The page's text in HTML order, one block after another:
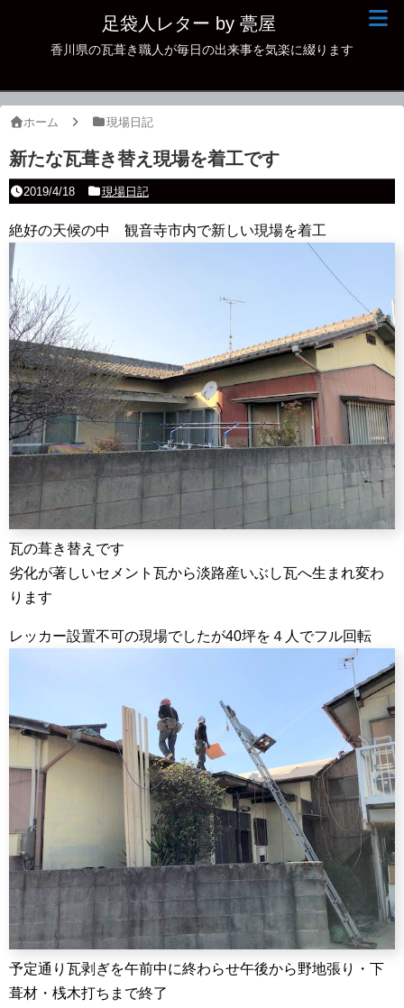
足袋人レター by 甍屋
香川県の瓦葺き職人が毎日の出来事を気楽に綴ります
ホーム 現場日記
新たな瓦葺き替え現場を着工です
2019/4/18 現場日記
絶好の天候の中 観音寺市内で新しい現場を着工
瓦の葺き替えです
劣化が著しいセメント瓦から淡路産いぶし瓦へ生まれ変わ
ります
レッカー設置不可の現場でしたが40坪を４人でフル回転
予定通り瓦剥ぎを午前中に終わらせ午後から野地張り・下
葺材・桟木打ちまで終了
現場日記
古瓦
その他